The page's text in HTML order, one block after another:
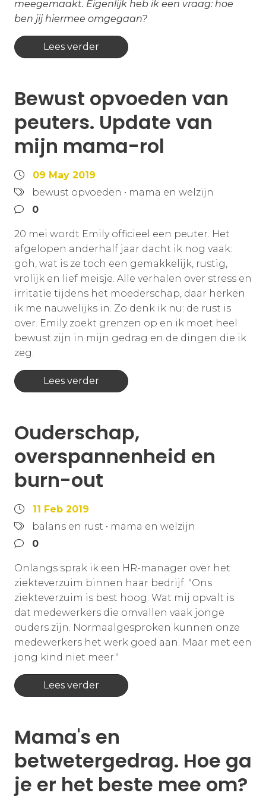
meegemaakt. Eigenlijk heb ik een vraag: hoe
ben jij hiermee omgegaan?
Lees verder
Bewust opvoeden van
peuters. Update van
mijn mama-rol
09 May 2019
bewust opvoeden • mama en welzijn
0
20 mei wordt Emily officieel een peuter. Het
afgelopen anderhalf jaar dacht ik nog vaak:
goh, wat is ze toch een gemakkelijk, rustig,
vrolijk en lief meisje. Alle verhalen over stress en
irritatie tijdens het moederschap, daar herken
ik me nauwelijks in. Zo denk ik nu: de rust is
over. Emily zoekt grenzen op en ik moet heel
bewust zijn in mijn gedrag en de dingen die ik
zeg.
Lees verder
Ouderschap,
overspannenheid en
burn-out
11 Feb 2019
balans en rust • mama en welzijn
0
Onlangs sprak ik een HR-manager over het
ziekteverzuim binnen haar bedrijf. "Ons
ziekteverzuim is best hoog. Wat mij opvalt is
dat medewerkers die omvallen vaak jonge
ouders zijn. Normaalgesproken kunnen onze
medewerkers het werk goed aan. Maar met een
jong kind niet meer."
Lees verder
Mama's en
betwetergedrag. Hoe ga
je er het beste mee om?